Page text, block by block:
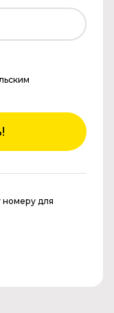
для